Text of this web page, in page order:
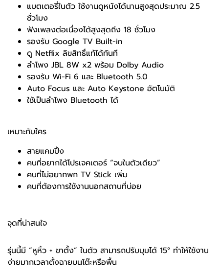
แบตเตอรี่ในตัว ใช้งานดูหนังได้นานสูงสุดประมาณ 2.5
ชั่วโมง
ฟังเพลงต่อเนื่องได้สูงสุดถึง 18 ชั่วโมง
รองรับ Google TV Built-in
ดู Netflix ลิขสิทธิ์แท้ได้ทันที
ลำโพง JBL 8W x2 พร้อม Dolby Audio
รองรับ Wi-Fi 6 และ Bluetooth 5.0
Auto Focus และ Auto Keystone อัตโนมัติ
ใช้เป็นลำโพง Bluetooth ได้
เหมาะกับใคร
สายแคมปิ้ง
คนที่อยากได้โปรเจคเตอร์ “จบในตัวเดียว”
คนที่ไม่อยากพก TV Stick เพิ่ม
คนที่ต้องการใช้งานนอกสถานที่บ่อย
จุดที่น่าสนใจ
รุ่นนี้มี “หูหิ้ว + ขาตั้ง” ในตัว สามารถปรับมุมได้ 15° ทำให้ใช้งาน
ง่ายมากเวลาตั้งฉายบนโต๊ะหรือพื้น